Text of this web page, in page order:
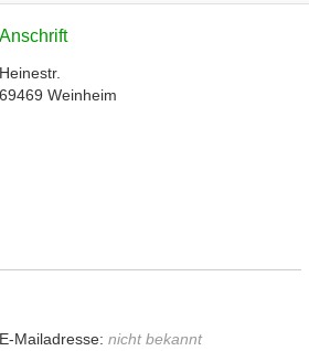
Anschrift
Heinestr.
69469 Weinheim
E-Mailadresse: nicht bekannt